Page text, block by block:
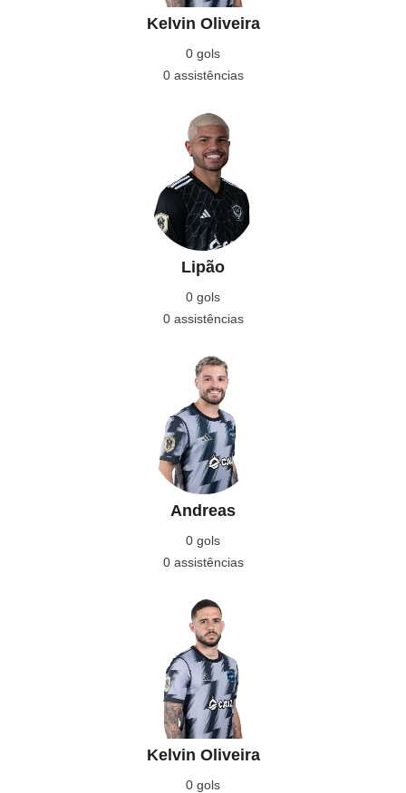
Kelvin Oliveira
0 gols
0 assistências
Lipão
0 gols
0 assistências
Andreas
0 gols
0 assistências
Kelvin Oliveira
0 gols